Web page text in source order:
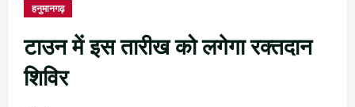
हनुमानगढ़
टाउन में इस तारीख को लगेगा रक्तदान
शिविर